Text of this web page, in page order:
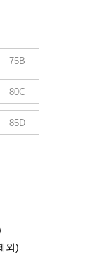
75B
80C
85D
외)